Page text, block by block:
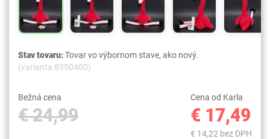
Stav tovaru:Tovar vo výbornom stave, ako nový.
(varianta 8350400)
Bežná cena
€ 24,99
Cena od Karla
€ 17,49
€ 14,22 bez DPH